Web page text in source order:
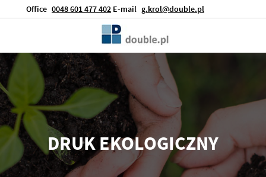
Office 0048 601 477 402 E-mail g.krol@double.pl
DRUK EKOLOGICZNY